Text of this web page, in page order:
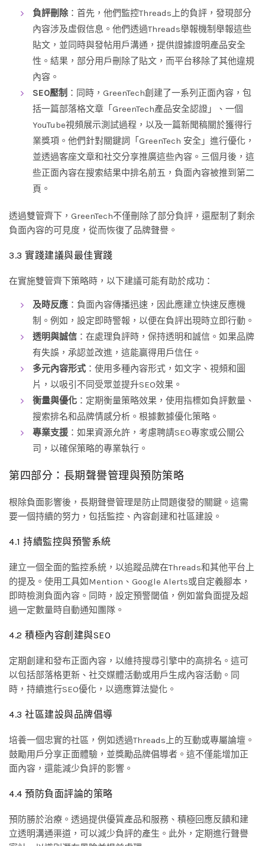
負評刪除：首先，他們監控Threads上的負評，發現部分
內容涉及虛假信息。他們透過Threads舉報機制舉報這些
貼文，並同時與發帖用戶溝通，提供證據證明產品安全
性。結果，部分用戶刪除了貼文，而平台移除了其他違規
內容。
SEO壓制 ：同時，GreenTech創建了一系列正面內容，包
括一篇部落格文章「GreenTech產品安全認證」、一個
YouTube視頻展示測試過程，以及一篇新聞稿關於獲得行
業獎項。他們針對關鍵詞「GreenTech 安全」進行優化，
並透過客座文章和社交分享推廣這些內容。三個月後，這
些正面內容在搜索結果中排名前五，負面內容被推到第二
頁。
透過雙管齊下，GreenTech不僅刪除了部分負評，還壓制了剩余
負面內容的可見度，從而恢復了品牌聲譽。
3.3 實踐建議與最佳實踐
在實施雙管齊下策略時，以下建議可能有助於成功：
及時反應 ：負面內容傳播迅速，因此應建立快速反應機
制。例如，設定即時警報，以便在負評出現時立即行動。
透明與誠信 ：在處理負評時，保持透明和誠信。如果品牌
有失誤，承認並改進，這能贏得用戶信任。
多元內容形式 ：使用多種內容形式，如文字、視頻和圖
片，以吸引不同受眾並提升SEO效果。
衡量與優化 ：定期衡量策略效果，使用指標如負評數量、
搜索排名和品牌情感分析。根據數據優化策略。
專業支援 ：如果資源允許，考慮聘請SEO專家或公關公
司，以確保策略的專業執行。
第四部分：長期聲譽管理與預防策略
根除負面影響後，長期聲譽管理是防止問題復發的關鍵。這需
要一個持續的努力，包括監控、內容創建和社區建設。
4.1 持續監控與預警系統
建立一個全面的監控系統，以追蹤品牌在Threads和其他平台上
的提及。使用工具如Mention、Google Alerts或自定義腳本，
即時檢測負面內容。同時，設定預警閾值，例如當負面提及超
過一定數量時自動通知團隊。
4.2 積極內容創建與SEO
定期創建和發布正面內容，以維持搜尋引擎中的高排名。這可
以包括部落格更新、社交媒體活動或用戶生成內容活動。同
時，持續進行SEO優化，以適應算法變化。
4.3 社區建設與品牌倡導
培養一個忠實的社區，例如透過Threads上的互動或專屬論壇。
鼓勵用戶分享正面體驗，並獎勵品牌倡導者。這不僅能增加正
面內容，還能減少負評的影響。
4.4 預防負面評論的策略
預防勝於治療。透過提供優質產品和服務、積極回應反饋和建
立透明溝通渠道，可以減少負評的產生。此外，定期進行聲譽